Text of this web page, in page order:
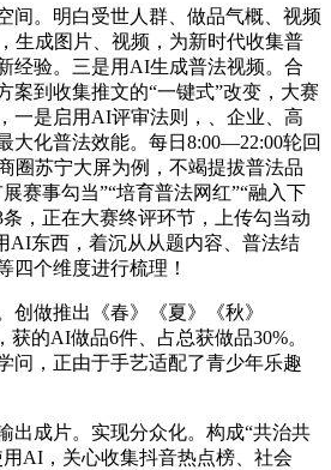
。明白受世人群、做品气概、视频
生成图片、视频，为新时代收集普
经验。三是用AI生成普法视频。合
案到收集推文的“一键式”改变，大赛
一是启用AI评审法则，、企业、高
大化普法效能。每日8:00—22:00轮回
圈苏宁大屏为例，不竭提拔普法品
赛事勾当”“培育普法网红”“融入下
，正在大赛终评环节，上传勾当动
AI东西，着沉从从题内容、普法结
四个维度进行梳理！
做推出《春》《夏》《秋》
获的AI做品6件、占总获做品30%。
问，正由于手艺适配了青少年乐趣
成片。实现分众化。构成“共治共
AI，关心收集抖音热点榜、社会